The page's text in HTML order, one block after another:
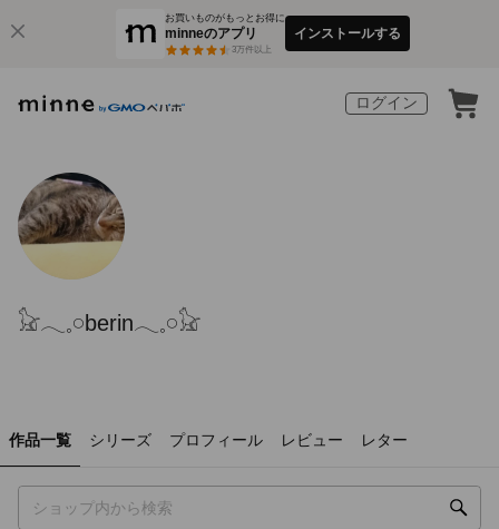
お買いものがもっとお得に
minneのアプリ
3万件以上
インストールする
ログイン
𓃠‪𓂃𓈒𓏸︎︎︎︎berin𓂃𓈒𓏸︎︎︎︎𓃠‪
作品一覧 シリーズ プロフィール レビュー レター